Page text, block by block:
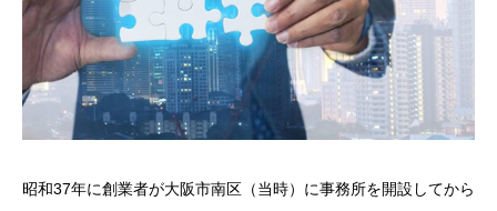
昭和37年に創業者が大阪市南区（当時）に事務所を開設してから